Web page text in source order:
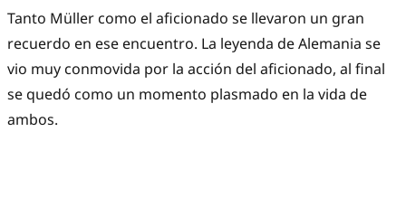
Tanto Müller como el aficionado se llevaron un gran
recuerdo en ese encuentro. La leyenda de Alemania se
vio muy conmovida por la acción del aficionado, al final
se quedó como un momento plasmado en la vida de
ambos.